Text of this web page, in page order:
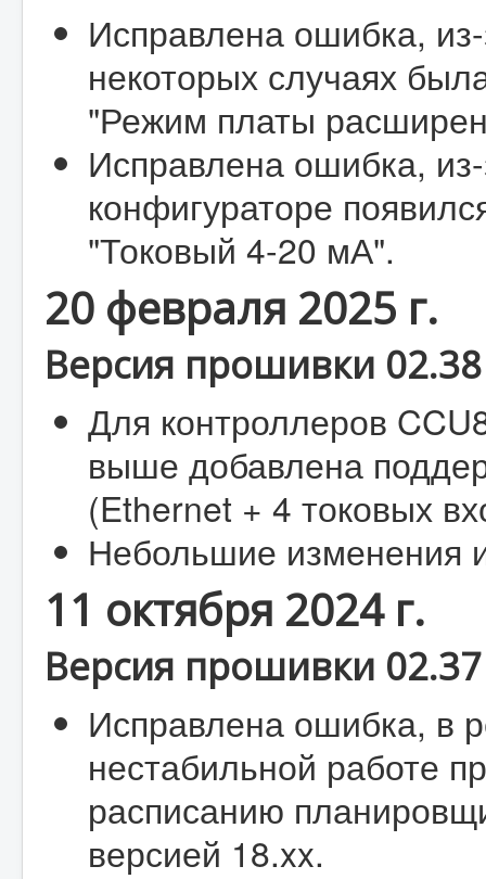
Исправлена ошибка,
некоторых случаях
"Режим платы
Исправлена ошибка,
конфигураторе
"Токовый 4-20 мА".
20 февраля 2025 г.
Версия прошивки
Для контроллеров
выше добавлена
(Ethernet + 4 токовых
Небольшие изменения
11 октября 2024 г.
Версия прошивки
Исправлена ошибка, в
нестабильной работе
расписанию
версией 18.xx.